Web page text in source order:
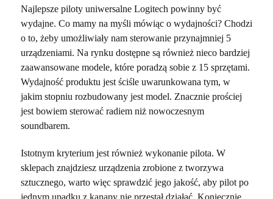
Najlepsze piloty uniwersalne Logitech powinny być
wydajne. Co mamy na myśli mówiąc o wydajności? Chodzi
o to, żeby umożliwiały nam sterowanie przynajmniej 5
urządzeniami. Na rynku dostępne są również nieco bardziej
zaawansowane modele, które poradzą sobie z 15 sprzętami.
Wydajność produktu jest ściśle uwarunkowana tym, w
jakim stopniu rozbudowany jest model. Znacznie prościej
jest bowiem sterować radiem niż nowoczesnym
soundbarem.
Istotnym kryterium jest również wykonanie pilota. W
sklepach znajdziesz urządzenia zrobione z tworzywa
sztucznego, warto więc sprawdzić jego jakość, aby pilot po
jednym upadku z kanapy nie przestał działać. Koniecznie